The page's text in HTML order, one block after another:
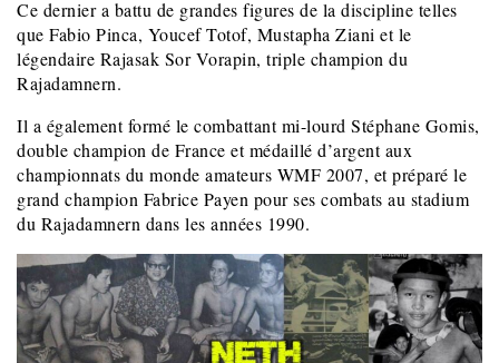
Ce dernier a battu de grandes figures de la discipline telles
que Fabio Pinca, Youcef Totof, Mustapha Ziani et le
légendaire Rajasak Sor Vorapin, triple champion du
Rajadamnern.
Il a également formé le combattant mi-lourd Stéphane Gomis,
double champion de France et médaillé d’argent aux
championnats du monde amateurs WMF 2007, et préparé le
grand champion Fabrice Payen pour ses combats au stadium
du Rajadamnern dans les années 1990.